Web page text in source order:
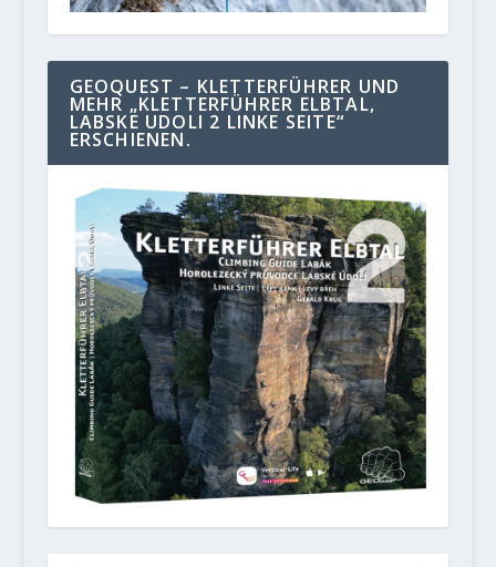
GEOQUEST – KLETTERFÜHRER UND
MEHR „KLETTERFÜHRER ELBTAL,
LABSKE UDOLI 2 LINKE SEITE“
ERSCHIENEN.